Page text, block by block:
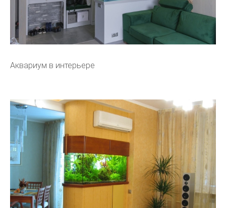
Аквариум в интерьере